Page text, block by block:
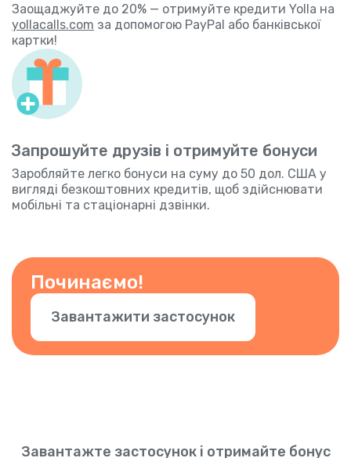
Заощаджуйте до 20% — отримуйте кредити Yolla на
yollacalls.com за допомогою PayPal або банківської
картки!
Запрошуйте друзів і отримуйте бонуси
Заробляйте легко бонуси на суму до 50 дол. США у
вигляді безкоштовних кредитів, щоб здійснювати
мобільні та стаціонарні дзвінки.
Починаємо!
Завантажити застосунок
Завантажте застосунок і отримайте бонус